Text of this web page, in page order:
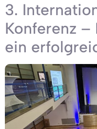
3.
Konferenz
ein